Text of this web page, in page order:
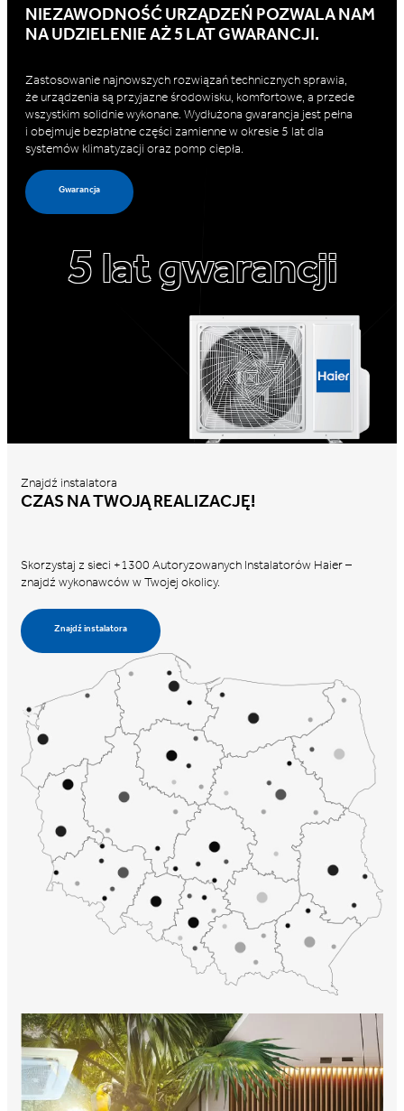
NIEZAWODNOŚĆ URZĄDZEŃ POZWALA NAM
NA UDZIELENIE AŻ 5 LAT GWARANCJI.
Zastosowanie najnowszych rozwiązań technicznych sprawia,
że urządzenia są przyjazne środowisku, komfortowe, a przede
wszystkim solidnie wykonane. Wydłużona gwarancja jest pełna
i obejmuje bezpłatne części zamienne w okresie 5 lat dla
systemów klimatyzacji oraz pomp ciepła.
Gwarancja
5 lat gwarancji
Znajdź instalatora
CZAS NA TWOJĄ REALIZACJĘ!
Skorzystaj z sieci +1300 Autoryzowanych Instalatorów Haier –
znajdź wykonawców w Twojej okolicy.
Znajdź instalatora